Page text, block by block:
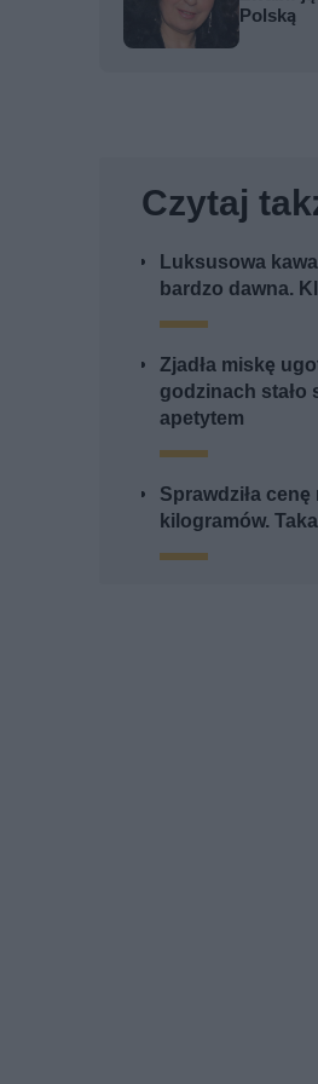
Polską
Czytaj
Luksusowa
bardzo dawna.
Zjadła miskę
godzinach stało
apetytem
Sprawdziła
kilogramów.